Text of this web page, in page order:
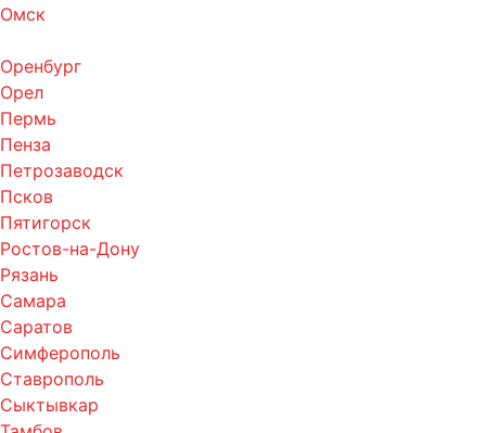
Омск
Оренбург
Орел
Пермь
Пенза
Петрозаводск
Псков
Пятигорск
Ростов-на-Дону
Рязань
Самара
Саратов
Симферополь
Ставрополь
Сыктывкар